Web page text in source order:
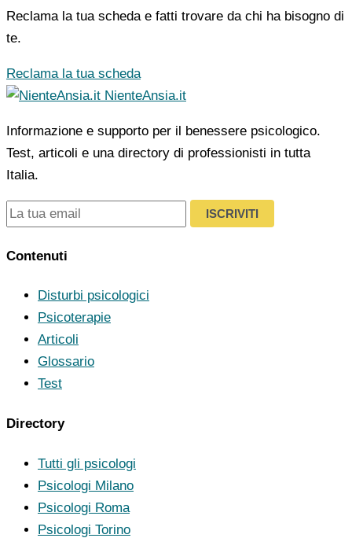
Reclama la tua scheda e fatti trovare da chi ha bisogno di
te.
Reclama la tua scheda
NienteAnsia.it
Informazione e supporto per il benessere psicologico.
Test, articoli e una directory di professionisti in tutta
Italia.
ISCRIVITI
Contenuti
Disturbi psicologici
Psicoterapie
Articoli
Glossario
Test
Directory
Tutti gli psicologi
Psicologi Milano
Psicologi Roma
Psicologi Torino